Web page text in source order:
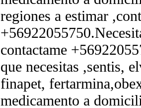
regiones a estimar
contactame
que necesitas ,sentis,
finapet,
medicamento a